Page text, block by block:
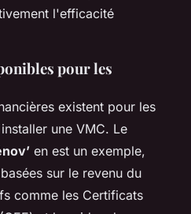
l'efficacité
pour les
existent pour les
une VMC. Le
en est un exemple,
sur le revenu du
comme les Certificats